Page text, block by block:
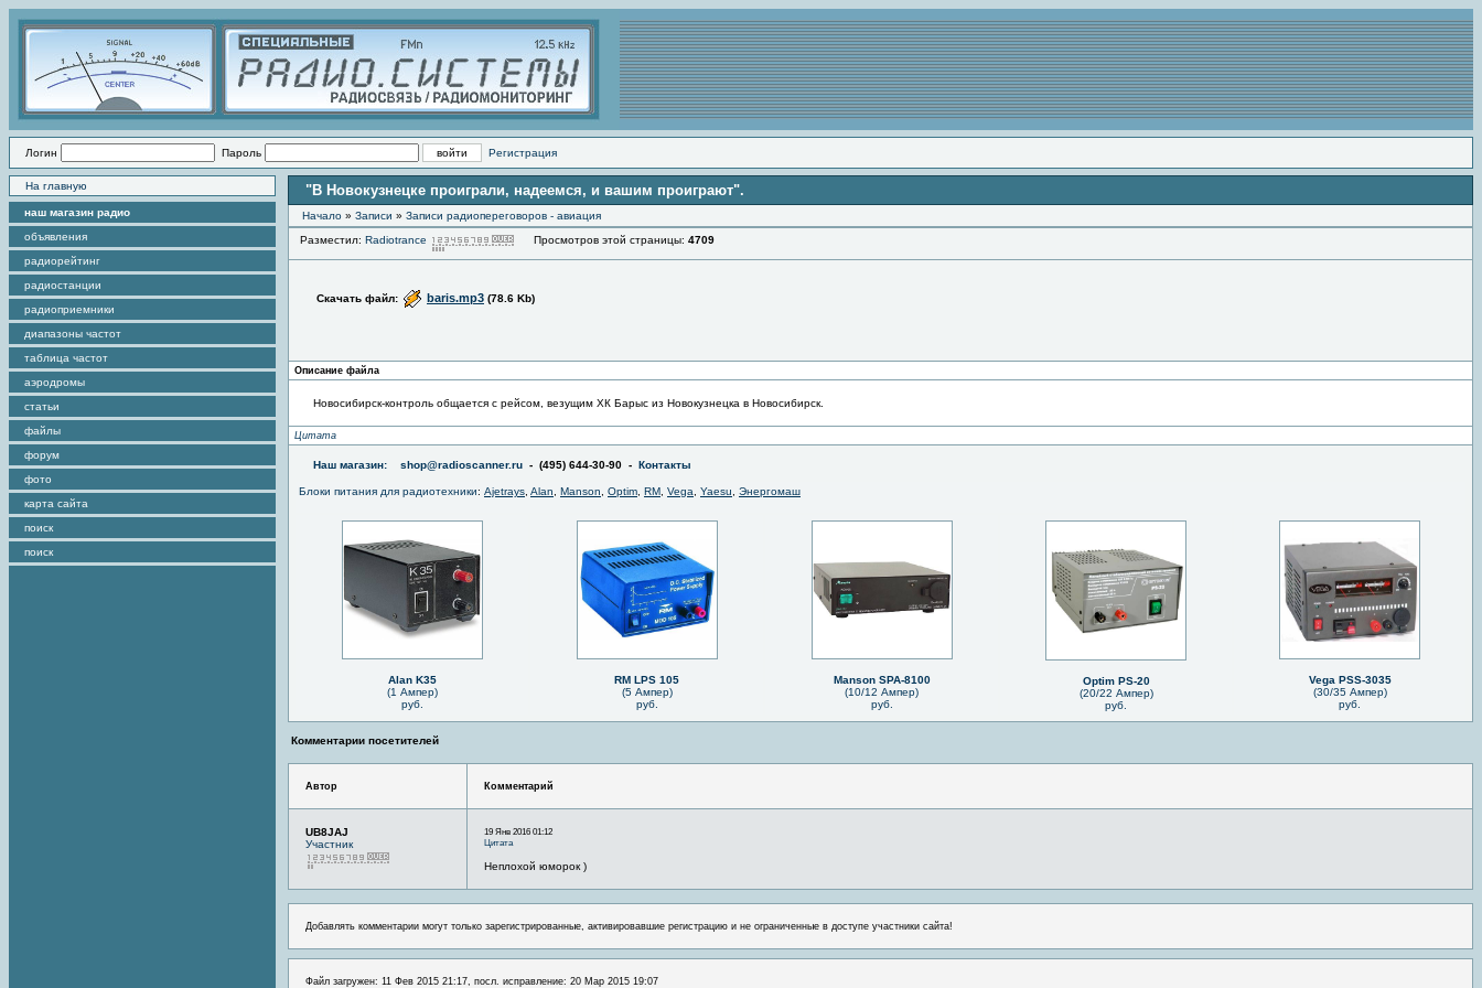
Логин Пароль Регистрация
На главную
наш магазин радио
объявления
радиорейтинг
радиостанции
радиоприемники
диапазоны частот
таблица частот
аэродромы
статьи
файлы
форум
фото
карта сайта
поиск
поиск
"В Новокузнецке проиграли, надеемся, и вашим проиграют".
Начало » Записи » Записи радиопереговоров - авиация
Разместил: Radiotrance Просмотров этой страницы: 4709
Скачать файл: baris.mp3 (78.6 Kb)
Описание файла
Новосибирск-контроль общается с рейсом, везущим ХК Барыс из Новокузнецка в Новосибирск.
Цитата
Наш магазин: shop@radioscanner.ru - (495) 644-30-90 - Контакты
Блоки питания для радиотехники: Ajetrays Alan Manson Optim RM Vega Yaesu Энергомаш
Alan K35
(1 Ампер)
руб.
RM LPS 105
(5 Ампер)
руб.
Manson SPA-8100
(10/12 Ампер)
руб.
Optim PS-20
(20/22 Ампер)
руб.
Vega PSS-3035
(30/35 Ампер)
руб.
Комментарии посетителей
Автор Комментарий
UB8JAJ
Участник
19 Янв 2016 01:12
Цитата
Неплохой юморок )
Добавлять комментарии могут только зарегистрированные, активировавшие регистрацию и не ограниченные в доступе участники сайта!
Файл загружен: 11 Фев 2015 21:17, посл. исправление: 20 Мар 2015 19:07